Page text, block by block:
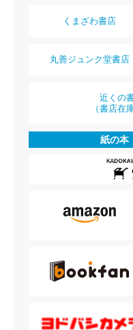
くまざわ書店
丸善ジュンク堂書店
近くの
（書店在
紙の本